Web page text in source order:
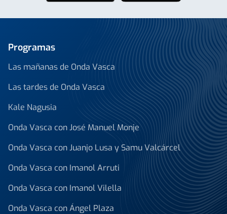
Programas
Las mañanas de Onda Vasca
Las tardes de Onda Vasca
Kale Nagusia
Onda Vasca con José Manuel Monje
Onda Vasca con Juanjo Lusa y Samu Valcárcel
Onda Vasca con Imanol Arruti
Onda Vasca con Imanol Vilella
Onda Vasca con Ángel Plaza